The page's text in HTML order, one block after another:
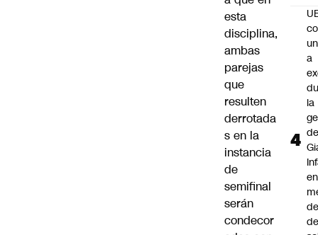
esta
disciplina,
ambas
parejas
que
resulten
derrotada
s en la
instancia
de
semifinal
serán
condecor
a
la
de
en
de